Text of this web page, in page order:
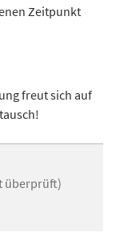
Zeitpunkt
freut sich auf
überprüft)